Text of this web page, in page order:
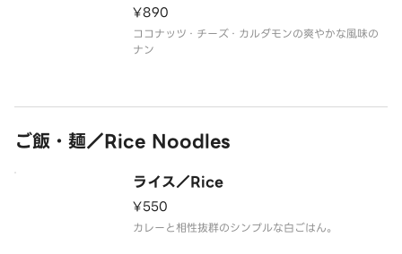
¥890
ココナッツ・チーズ・カルダモンの爽やかな風味の
ナン
ご飯・麺／Rice Noodles
ライス／Rice
¥550
カレーと相性抜群のシンプルな白ごはん。